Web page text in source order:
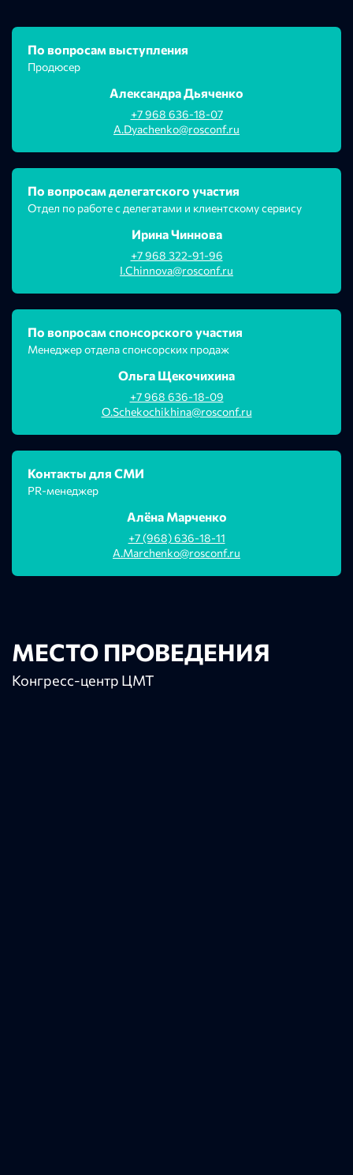
По вопросам выступления
Продюсер
Александра Дьяченко
+7 968 636-18-07
A.Dyachenko@rosconf.ru
По вопросам делегатского участия
Отдел по работе с делегатами и клиентскому сервису
Ирина Чиннова
+7 968 322-91-96
I.Chinnova@rosconf.ru
По вопросам спонсорского участия
Менеджер отдела спонсорских продаж
Ольга Щекочихина
+7 968 636-18-09
O.Schekochikhina@rosconf.ru
Контакты для СМИ
PR-менеджер
Алёна Марченко
+7 (968) 636-18-11
A.Marchenko@rosconf.ru
МЕСТО ПРОВЕДЕНИЯ
Конгресс-центр ЦМТ